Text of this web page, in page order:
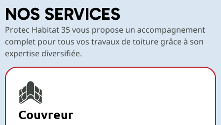
NOS SERVICES
Protec Habitat 35 vous propose un accompagnement
complet pour tous vos travaux de toiture grâce à son
expertise diversifiée.
Couvreur